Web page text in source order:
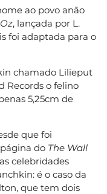
ao povo anão
, lançada por L.
foi adaptada para o
chamado Lilieput
Records o felino
5,25cm de
que foi
do The Wall
celebridades
é o caso da
que tem dois